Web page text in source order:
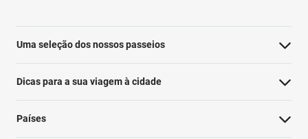
Uma seleção dos nossos passeios
Dicas para a sua viagem à cidade
Países